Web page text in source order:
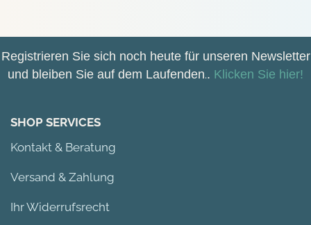
Registrieren Sie sich noch heute für unseren Newsletter
und bleiben Sie auf dem Laufenden.. Klicken Sie hier!
SHOP SERVICES
Kontakt & Beratung
Versand & Zahlung
Ihr Widerrufsrecht